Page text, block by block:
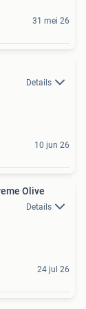
31 mei 26
Details
10 jun 26
Olive
Details
24 jul 26